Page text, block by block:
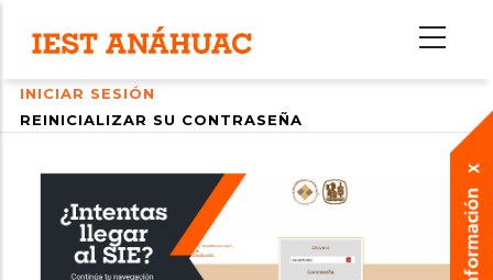
principal
Primary
INICIAR SESIÓN
REINICIALIZAR SU CONTRASEÑA